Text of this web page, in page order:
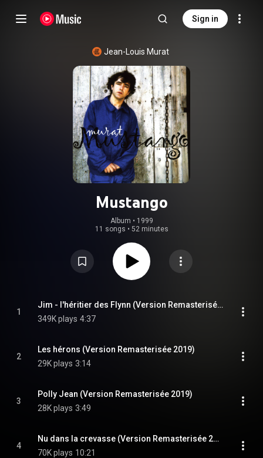
Sign in
Jean-Louis Murat
Mustango
Album • 1999
11 songs • 52 minutes
1
Jim - l'héritier des Flynn (Version Remasterisée 2019)
349K plays 4:37
2
Les hérons (Version Remasterisée 2019)
29K plays 3:14
3
Polly Jean (Version Remasterisée 2019)
28K plays 3:49
4
Nu dans la crevasse (Version Remasterisée 2019)
70K plays 10:21